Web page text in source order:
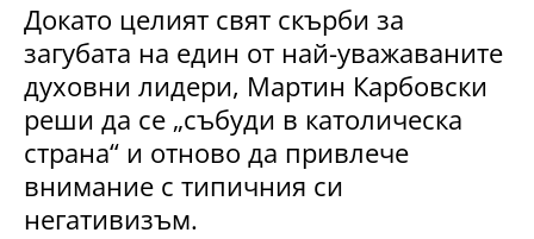
Докато целият свят скърби за
загубата на един от най-уважаваните
духовни лидери, Мартин Карбовски
реши да се „събуди в католическа
страна“ и отново да привлече
внимание с типичния си
негативизъм.